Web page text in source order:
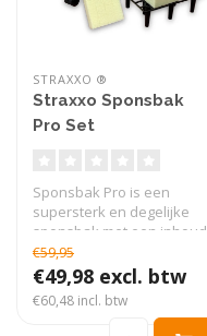
STRAXXO ®
Straxxo Sponsbak
Pro Set
Sponsbak Pro is een
supersterk en degelijke
sponsbak met een inhoud
van 20 a 25 ..
€59,95
€49,98 excl. btw
€60,48 incl. btw